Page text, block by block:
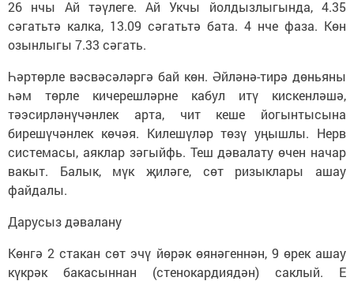
26 нчы Ай тәүлеге. Ай Укчы йолдызлыгында, 4.35
сәгатьтә калка, 13.09 сәгатьтә бата. 4 нче фаза. Көн
озынлыгы 7.33 сәгать.
Һәртөрле вәсвәсәләргә бай көн. Әйләнә-тирә дөньяны
һәм төрле кичерешләрне кабул итү кискенләшә,
тәэсирләнүчәнлек арта, чит кеше йогынтысына
бирешүчәнлек көчәя. Килешүләр төзү уңышлы. Нерв
системасы, аяклар зәгыйфь. Теш дәвалату өчен начар
вакыт. Балык, мүк җиләге, сөт ризыклары ашау
файдалы.
Дарусыз дәвалану
Көнгә 2 стакан сөт эчү йөрәк өянәгеннән, 9 өрек ашау
күкрәк бакасыннан (стенокардиядән) саклый. Е